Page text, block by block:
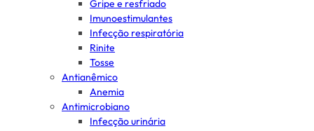
Gripe e resfriado
Imunoestimulantes
Infecção respiratória
Rinite
Tosse
Antianêmico
Anemia
Antimicrobiano
Infecção urinária